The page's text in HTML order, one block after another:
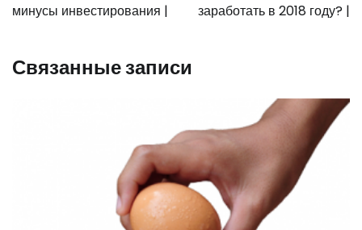
записям
минусы инвестирования |
заработать в 2018 году? |
Связанные записи